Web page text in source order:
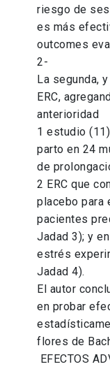
riesgo de
es más
outcomes
2-
La segunda,
ERC,
anterioridad
1 estudio
parto en 24
de
2 ERC que
placebo para
pacientes
Jadad 3); y
estrés
Jadad 4).
El autor
en probar
flores de
EFECTOS